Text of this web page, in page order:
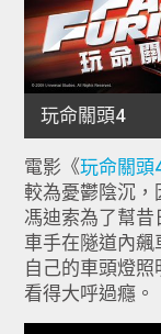
電影《玩命關頭
較為憂鬱陰沉，
馮迪索為了幫昔
車手在隧道內飆
自己的車頭燈
看得大呼過癮。